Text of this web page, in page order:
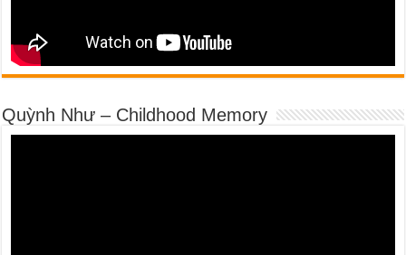
Quỳnh Như – Childhood Memory